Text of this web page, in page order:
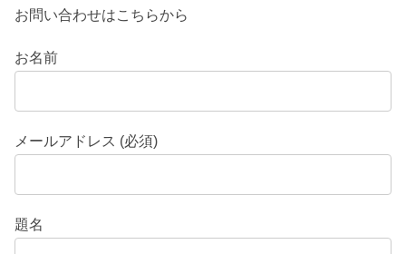
お問い合わせはこちらから
お名前
メールアドレス (必須)
題名